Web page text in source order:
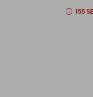
155